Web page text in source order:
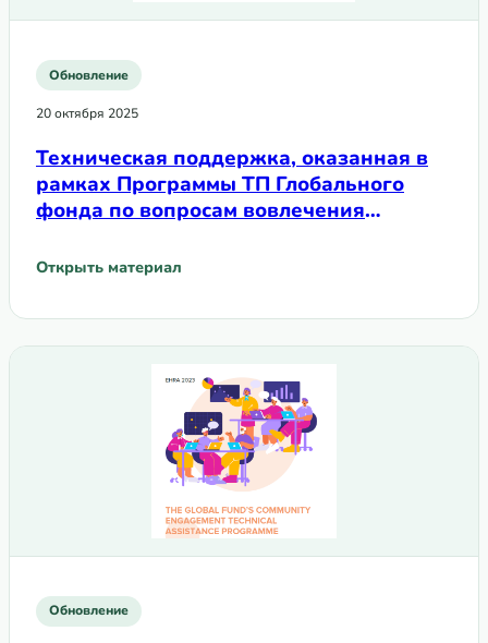
Обновление
20 октября 2025
Техническая поддержка, оказанная в
рамках Программы ТП Глобального
фонда по вопросам вовлечения
Открыть материал
: Техническая поддержка, оказанная в рамках
Обновление